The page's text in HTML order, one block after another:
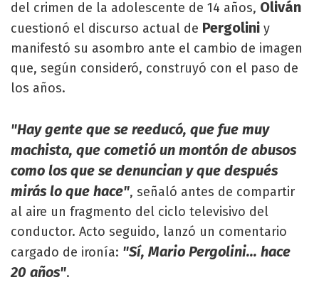
del crimen de la adolescente de 14 años, Oliván
cuestionó el discurso actual de Pergolini y
manifestó su asombro ante el cambio de imagen
que, según consideró, construyó con el paso de
los años.
"Hay gente que se reeducó, que fue muy
machista, que cometió un montón de abusos
como los que se denuncian y que después
mirás lo que hace", señaló antes de compartir
al aire un fragmento del ciclo televisivo del
conductor. Acto seguido, lanzó un comentario
cargado de ironía: "Sí, Mario Pergolini... hace
20 años".